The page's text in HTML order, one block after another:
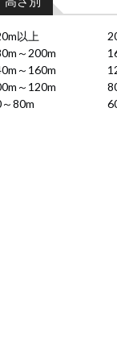
以上
～200m
～160m
～120m
80m